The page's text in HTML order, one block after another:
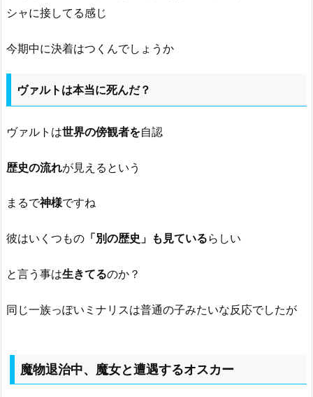
シャに接してる感じ
今期中に決着はつくんでしょうか
ヴァルトは本当に死んだ？
ヴァルトは世界の傍観者を自認
歴史の流れが見えるという
まるで神様ですね
彼はいくつもの 「別の歴史」も見ているらしい
と言う事は生きてるのか？
同じ一族っぽいミナリスは普通の子みたいな反応でしたが
魔物退治中、魔女と遭遇するオスカー